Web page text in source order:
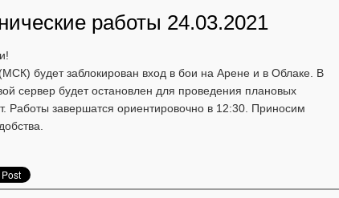
работы 24.03.2021
будет заблокирован вход в бои на Арене и в Облаке. В
сервер будет остановлен для проведения плановых
Работы завершатся ориентировочно в 12:30. Приносим